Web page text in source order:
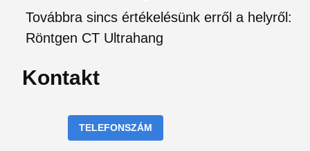
Továbbra sincs értékelésünk erről a helyről:
Röntgen CT Ultrahang
Kontakt
TELEFONSZÁM